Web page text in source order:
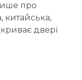
про
китайська,
двері